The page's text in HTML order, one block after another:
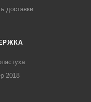
доставки
2018